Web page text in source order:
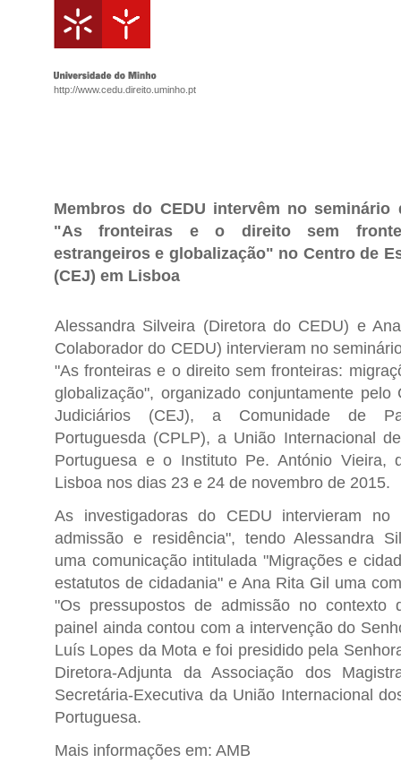
http://www.cedu.direito.uminho.pt
Membros do CEDU intervêm no seminário
"As fronteiras e o direito sem
estrangeiros e globalização" no Centro de
(CEJ) em Lisboa
Alessandra Silveira (Diretora do CEDU) e
Colaborador do CEDU) intervieram no
"As fronteiras e o direito sem fronteiras:
globalização", organizado conjuntamente pelo
Judiciários (CEJ), a Comunidade de
Portuguesda (CPLP), a União Internacional
Portuguesa e o Instituto Pe. António Vieira,
Lisboa nos dias 23 e 24 de novembro de 2015.
As investigadoras do CEDU intervieram no
admissão e residência", tendo Alessandra
uma comunicação intitulada "Migrações e
estatutos de cidadania" e Ana Rita Gil uma
"Os pressupostos de admissão no contexto
painel ainda contou com a intervenção do
Luís Lopes da Mota e foi presidido pela
Diretora-Adjunta da Associação dos
Secretária-Executiva da União Internacional
Portuguesa.
Mais informações em: AMB